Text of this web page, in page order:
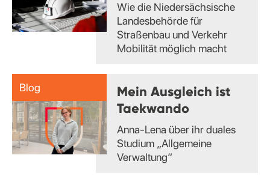
Wie die Niedersächsische
Landesbehörde für
Straßenbau und Verkehr
Mobilität möglich macht
Blog
Mein Ausgleich ist
Taekwando
Anna-Lena über ihr duales
Studium „Allgemeine
Verwaltung“